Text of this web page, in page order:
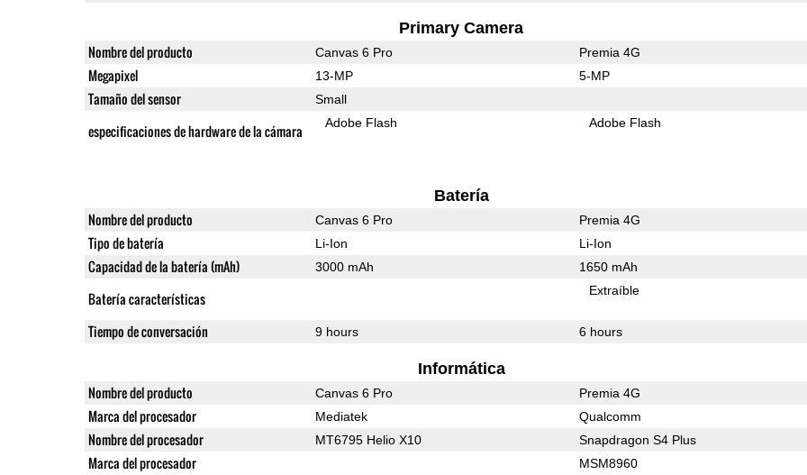
Primary Camera
Nombre del producto Canvas 6 Pro Premia 4G
Megapixel 13-MP 5-MP
Tamaño del sensor Small
especificaciones de hardware de la cámara Adobe Flash Adobe Flash
Batería
Nombre del producto Canvas 6 Pro Premia 4G
Tipo de batería Li-Ion Li-Ion
Capacidad de la batería (mAh) 3000 mAh 1650 mAh
Batería características Extraíble
Tiempo de conversación 9 hours 6 hours
Informática
Nombre del producto Canvas 6 Pro Premia 4G
Marca del procesador Mediatek Qualcomm
Nombre del procesador MT6795 Helio X10 Snapdragon S4 Plus
Marca del procesador MSM8960